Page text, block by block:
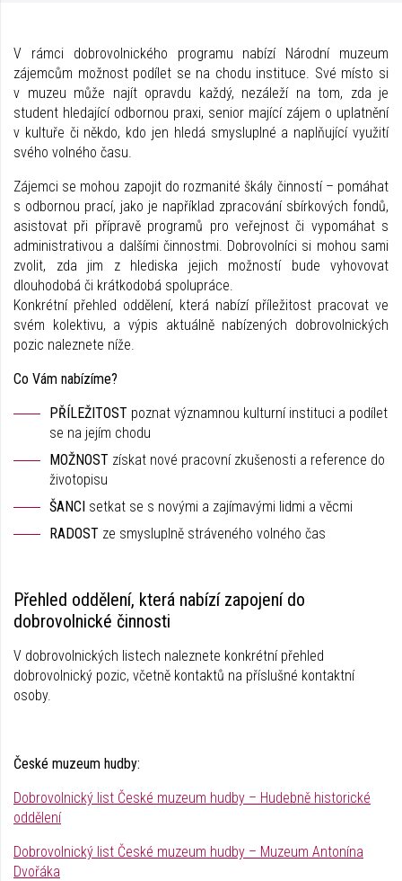
V rámci dobrovolnického programu nabízí Národní muzeum
zájemcům možnost podílet se na chodu instituce. Své místo si
v muzeu může najít opravdu každý, nezáleží na tom, zda je
student hledající odbornou praxi, senior mající zájem o uplatnění
v kultuře či někdo, kdo jen hledá smysluplné a naplňující využití
svého volného času.
Zájemci se mohou zapojit do rozmanité škály činností – pomáhat
s odbornou prací, jako je například zpracování sbírkových fondů,
asistovat při přípravě programů pro veřejnost či vypomáhat s
administrativou a dalšími činnostmi. Dobrovolníci si mohou sami
zvolit, zda jim z hlediska jejich možností bude vyhovovat
dlouhodobá či krátkodobá spolupráce.
Konkrétní přehled oddělení, která nabízí příležitost pracovat ve
svém kolektivu, a výpis aktuálně nabízených dobrovolnických
pozic naleznete níže.
Co Vám nabízíme?
PŘÍLEŽITOST poznat významnou kulturní instituci a podílet
se na jejím chodu
MOŽNOST získat nové pracovní zkušenosti a reference do
životopisu
ŠANCI setkat se s novými a zajímavými lidmi a věcmi
RADOST ze smysluplně stráveného volného čas
Přehled oddělení, která nabízí zapojení do
dobrovolnické činnosti
V dobrovolnických listech naleznete konkrétní přehled
dobrovolnický pozic, včetně kontaktů na příslušné kontaktní
osoby.
České muzeum hudby:
Dobrovolnický list České muzeum hudby – Hudebně historické
oddělení
Dobrovolnický list České muzeum hudby – Muzeum Antonína
Dvořáka